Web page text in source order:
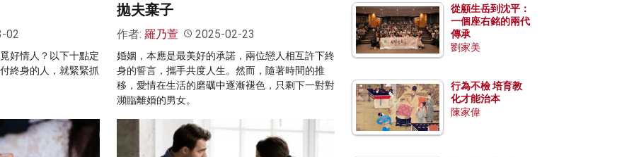
02
好情人？以下十點定
終身的人，就緊緊抓
拋夫棄子
作者: 羅乃萱 2025-02-23
婚姻，本應是最美好的承諾，兩位戀人相互許下終
身的誓言，攜手共度人生。然而，隨著時間的推
移，愛情在生活的磨礪中逐漸褪色，只剩下一對對
瀕臨離婚的男女。
從顧生岳到沈平：
一個座右銘的兩代
傳承
劉家美
行為不檢 培育教
化才能治本
陳家偉